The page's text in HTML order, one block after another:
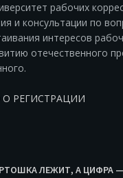
рабочих
и консультации по
интересов
отечественного
РЕГИСТРАЦИИ
ЛЕЖИТ, А ЦИФРА